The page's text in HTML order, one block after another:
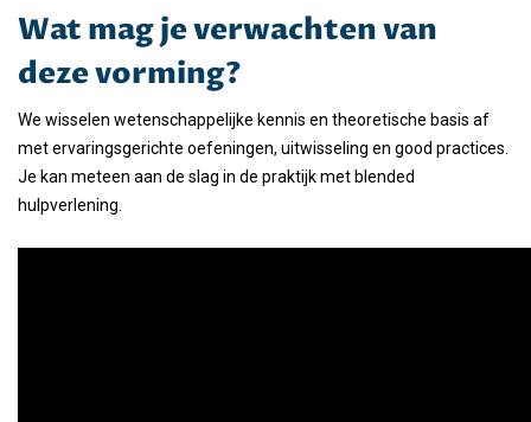
Wat mag je verwachten van
deze vorming?
We wisselen wetenschappelijke kennis en theoretische basis af
met ervaringsgerichte oefeningen, uitwisseling en good practices.
Je kan meteen aan de slag in de praktijk met blended
hulpverlening.